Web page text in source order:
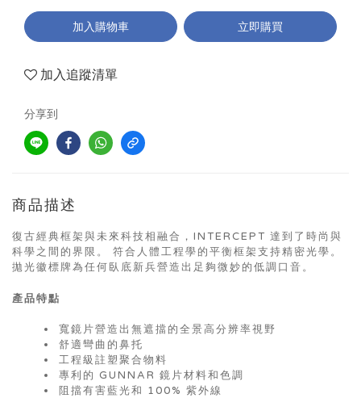
加入購物車 立即購買
加入追蹤清單
分享到
商品描述
復古經典框架與未來科技相融合，INTERCEPT 達到了時尚與
科學之間的界限。 符合人體工程學的平衡框架支持精密光學。
拋光徽標牌為任何臥底新兵營造出足夠微妙的低調口音。
產品特點
寬鏡片營造出無遮擋的全景高分辨率視野
舒適彎曲的鼻托
工程級註塑聚合物料
專利的 GUNNAR 鏡片材料和色調
阻擋有害藍光和 100% 紫外線